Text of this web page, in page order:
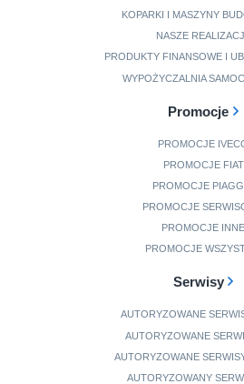
KOPARKI I MASZYNY
NASZE
PRODUKTY FINANSOWE I
WYPOŻYCZALNIA
Promocje
PROMOCJE
PROMOCJE FIAT
PROMOCJE
PROMOCJE
PROMOCJE INNE
PROMOCJE
Serwisy
AUTORYZOWANE
AUTORYZOWANE
AUTORYZOWANE
AUTORYZOWANY